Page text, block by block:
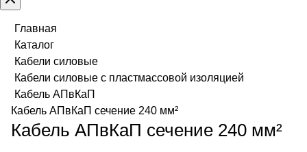
Главная
Каталог
Кабели силовые
Кабели силовые с пластмассовой изоляцией
Кабель АПвКаП
Кабель АПвКаП сечение 240 мм²
Кабель АПвКаП сечение 240 мм²